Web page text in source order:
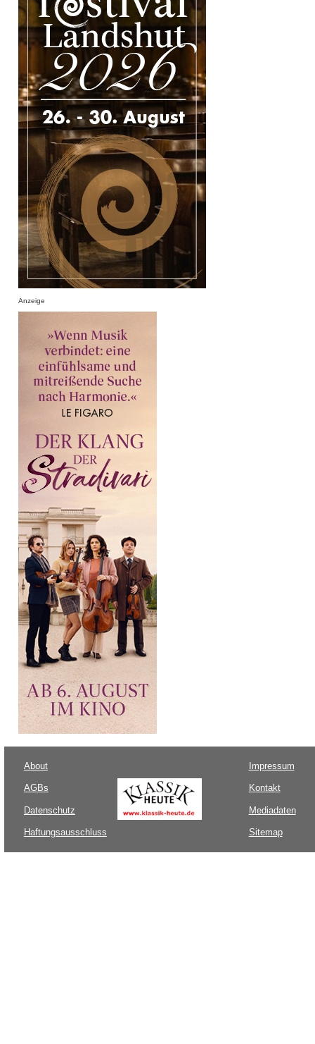
Anzeige
About
AGBs
Datenschutz
Haftungsausschluss
Impressum
Kontakt
Mediadaten
Sitemap